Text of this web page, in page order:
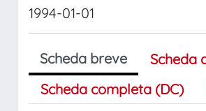
1994-01-01
Scheda breve
Scheda
Scheda completa (DC)